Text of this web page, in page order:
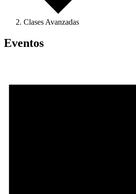
Clases Avanzadas
Eventos